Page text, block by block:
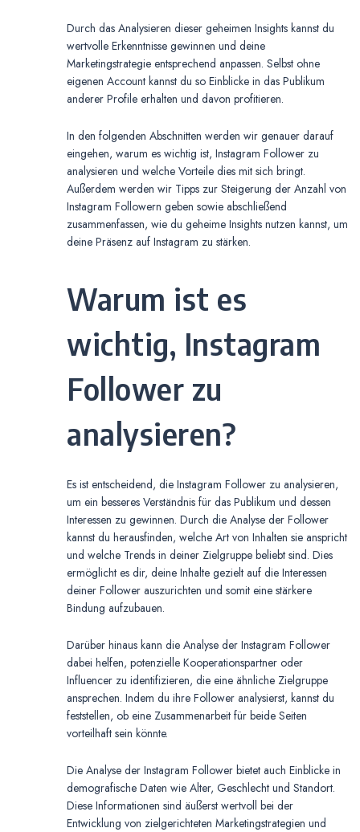
Durch das Analysieren dieser geheimen Insights kannst du
wertvolle Erkenntnisse gewinnen und deine
Marketingstrategie entsprechend anpassen. Selbst ohne
eigenen Account kannst du so Einblicke in das Publikum
anderer Profile erhalten und davon profitieren.
In den folgenden Abschnitten werden wir genauer darauf
eingehen, warum es wichtig ist, Instagram Follower zu
analysieren und welche Vorteile dies mit sich bringt.
Außerdem werden wir Tipps zur Steigerung der Anzahl von
Instagram Followern geben sowie abschließend
zusammenfassen, wie du geheime Insights nutzen kannst, um
deine Präsenz auf Instagram zu stärken.
Warum ist es
wichtig, Instagram
Follower zu
analysieren?
Es ist entscheidend, die Instagram Follower zu analysieren,
um ein besseres Verständnis für das Publikum und dessen
Interessen zu gewinnen. Durch die Analyse der Follower
kannst du herausfinden, welche Art von Inhalten sie anspricht
und welche Trends in deiner Zielgruppe beliebt sind. Dies
ermöglicht es dir, deine Inhalte gezielt auf die Interessen
deiner Follower auszurichten und somit eine stärkere
Bindung aufzubauen.
Darüber hinaus kann die Analyse der Instagram Follower
dabei helfen, potenzielle Kooperationspartner oder
Influencer zu identifizieren, die eine ähnliche Zielgruppe
ansprechen. Indem du ihre Follower analysierst, kannst du
feststellen, ob eine Zusammenarbeit für beide Seiten
vorteilhaft sein könnte.
Die Analyse der Instagram Follower bietet auch Einblicke in
demografische Daten wie Alter, Geschlecht und Standort.
Diese Informationen sind äußerst wertvoll bei der
Entwicklung von zielgerichteten Marketingstrategien und